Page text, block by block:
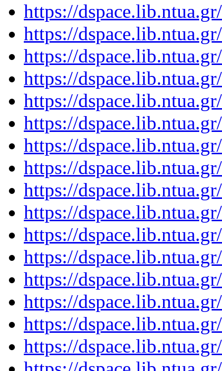
https://
https://
https://
https://
https://
https://
https://
https://
https://
https://
https://
https://
https://
https://
https://
https://